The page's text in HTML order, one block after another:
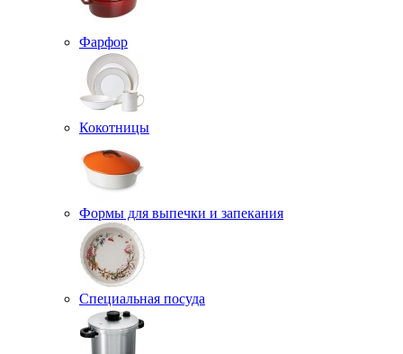
Фарфор
Кокотницы
Формы для выпечки и запекания
Специальная посуда